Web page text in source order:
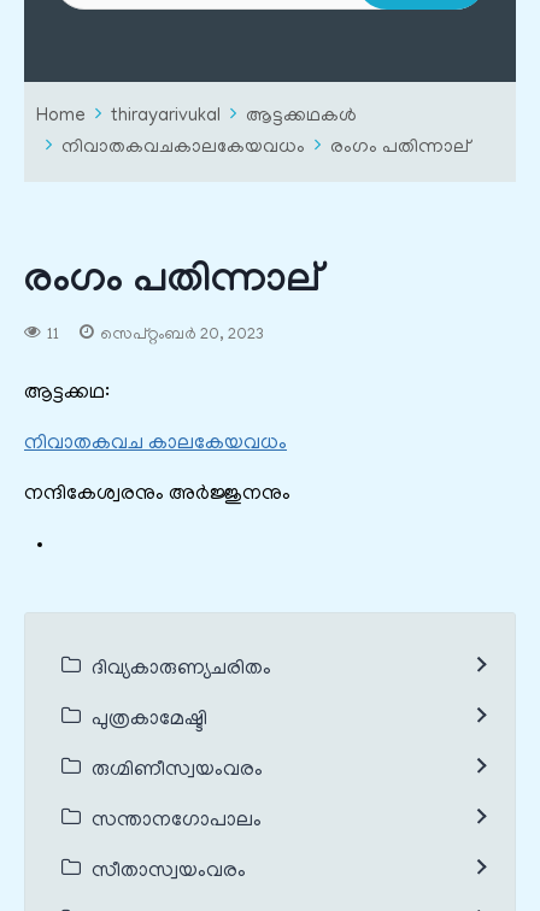
Home thirayarivukal
ആട്ടക്കഥകൾ
നിവാതകവചകാലകേയവധം
രംഗം പതിന്നാല്
രംഗം പതിന്നാല്
11 സെപ്റ്റംബർ 20, 2023
ആട്ടക്കഥ:
നിവാതകവച കാലകേയവധം
നന്ദികേശ്വരനും അർജ്ജുനനും
ദിവ്യകാരുണ്യചരിതം
പുത്രകാമേഷ്ടി
രുഗ്മിണീസ്വയംവരം
സന്താനഗോപാലം
സീതാസ്വയംവരം